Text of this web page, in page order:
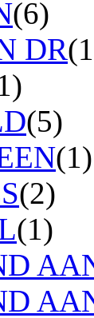
(6)
DR
(5)
(1)
(2)
(1)